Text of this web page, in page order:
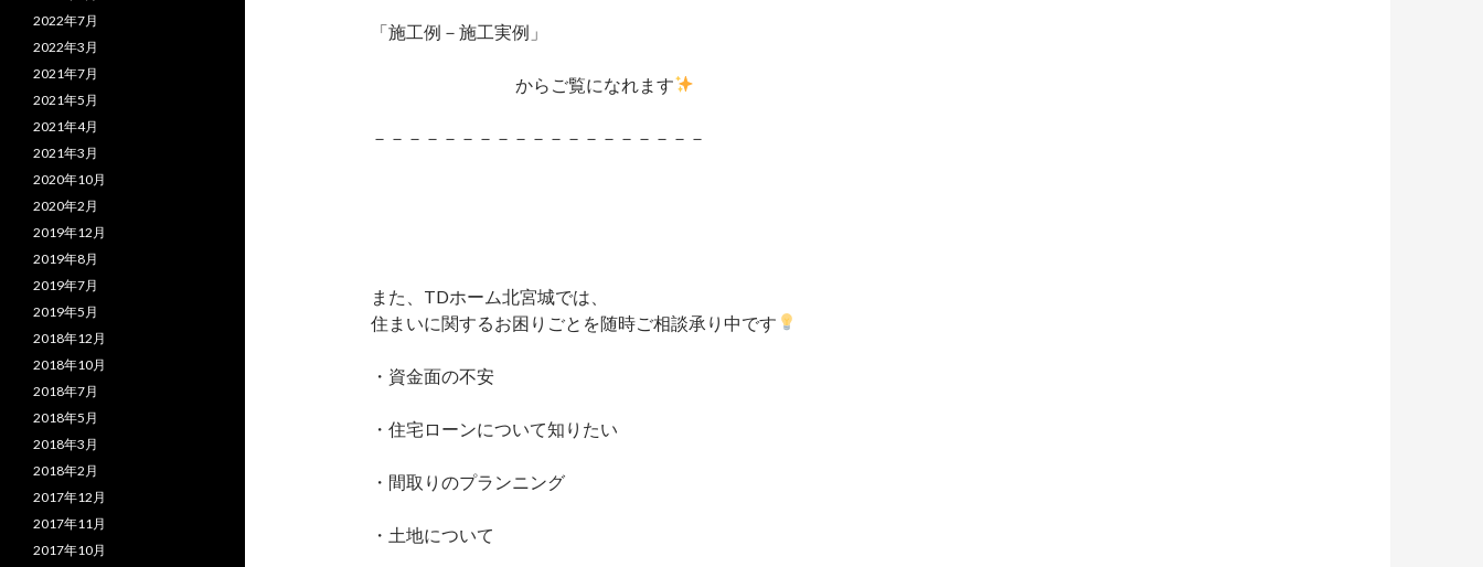
「施工例－施工実例」
からご覧になれます
－－－－－－－－－－－－－－－－－－－
また、TDホーム北宮城では、
住まいに関するお困りごとを随時ご相談承り中です
・資金面の不安
・住宅ローンについて知りたい
・間取りのプランニング
・土地について
2022年7月
2022年3月
2021年7月
2021年5月
2021年4月
2021年3月
2020年10月
2020年2月
2019年12月
2019年8月
2019年7月
2019年5月
2018年12月
2018年10月
2018年7月
2018年5月
2018年3月
2018年2月
2017年12月
2017年11月
2017年10月